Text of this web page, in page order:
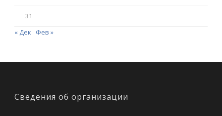
31
« Дек
Фев »
Сведения об организации